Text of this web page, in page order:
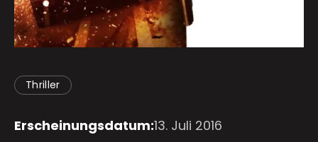
Thriller
Erscheinungsdatum:13. Juli 2016